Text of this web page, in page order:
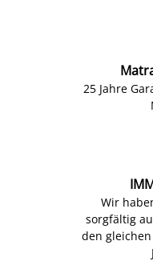
25 Jahre
Wir
sorgfältig
den